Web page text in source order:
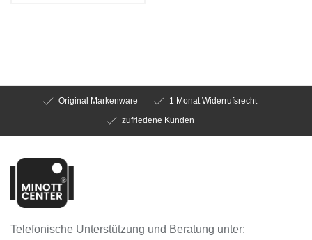
Original Markenware
1 Monat Widerrufsrecht
zufriedene Kunden
Telefonische Unterstützung und Beratung unter: